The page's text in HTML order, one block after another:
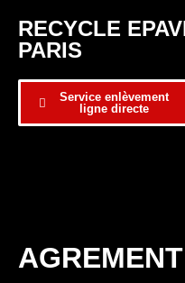
RECYCLE
PARIS
Service enlèvement
ligne directe